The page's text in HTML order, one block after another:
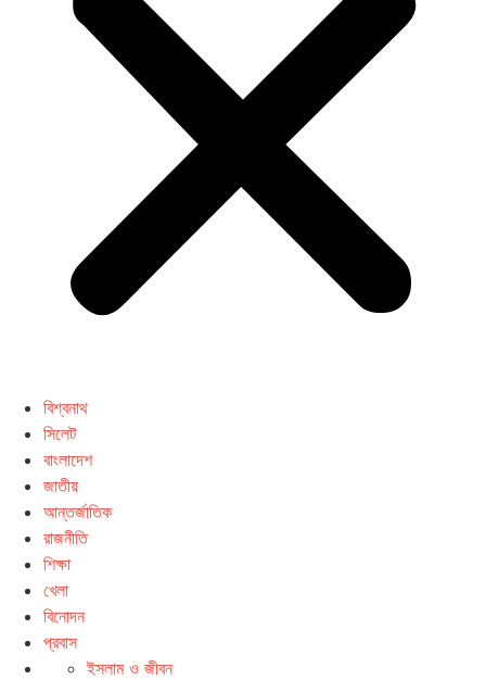
বিশ্বনাথ
সিলেট
বাংলাদেশ
জাতীয়
আন্তর্জাতিক
রাজনীতি
শিক্ষা
খেলা
বিনোদন
প্রবাস
ইসলাম ও জীবন